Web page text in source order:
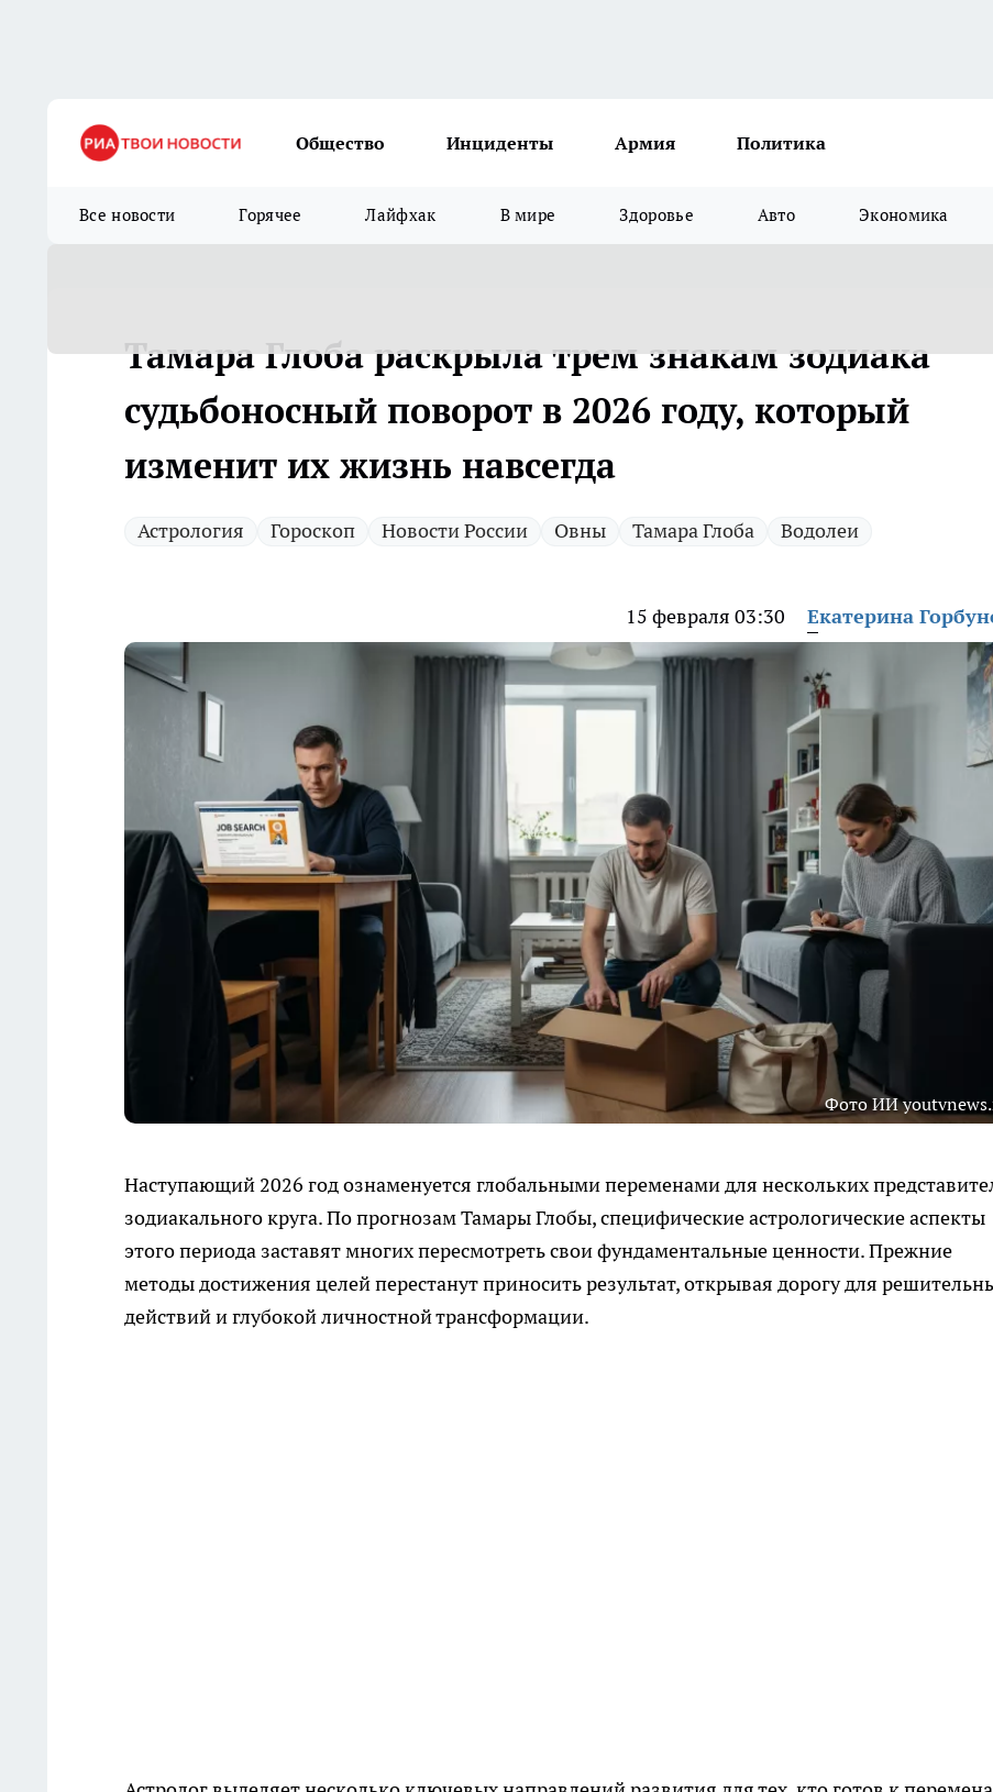
Общество Инциденты Армия Политика
Все новости Горячее Лайфхак В мире Здоровье Авто Экономика
Тамара Глоба раскрыла трем знакам зодиака
судьбоносный поворот в 2026 году, который
изменит их жизнь навсегда
Астрология Гороскоп Новости России Овны Тамара Глоба Водолеи
15 февраля 03:30 Екатерина
Фото ИИ
Наступающий 2026 год ознаменуется глобальными переменами для нескольких
зодиакального круга. По прогнозам Тамары Глобы, специфические астрологические аспекты
этого периода заставят многих пересмотреть свои фундаментальные ценности. Прежние
методы достижения целей перестанут приносить результат, открывая дорогу для
действий и глубокой личностной трансформации.